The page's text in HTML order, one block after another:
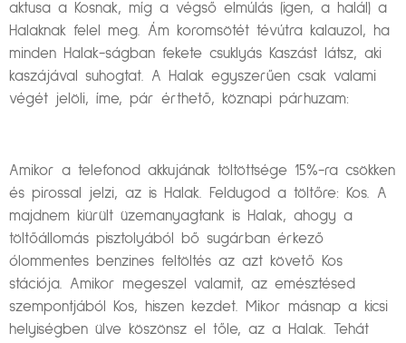
aktusa a Kosnak, míg a végső elmúlás (igen, a halál) a
Halaknak felel meg. Ám koromsötét tévútra kalauzol, ha
minden Halak-ságban fekete csuklyás Kaszást látsz, aki
kaszájával suhogtat. A Halak egyszerűen csak valami
végét jelöli, íme, pár érthető, köznapi párhuzam:
Amikor a telefonod akkujának töltöttsége 15%-ra csökken
és pirossal jelzi, az is Halak. Feldugod a töltőre: Kos. A
majdnem kiürült üzemanyagtank is Halak, ahogy a
töltőállomás pisztolyából bő sugárban érkező
ólommentes benzines feltöltés az azt követő Kos
stációja. Amikor megeszel valamit, az emésztésed
szempontjából Kos, hiszen kezdet. Mikor másnap a kicsi
helyiségben ülve köszönsz el tőle, az a Halak. Tehát